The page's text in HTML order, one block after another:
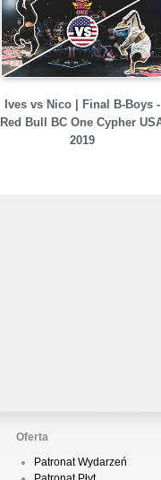
Ives vs Nico | Final B-Boys -
Red Bull BC One Cypher
2019
Oferta
Patronat Wydarzeń